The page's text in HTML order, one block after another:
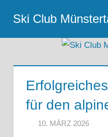
Inhalt
springen
Ski Club
für den
10. MÄRZ 2026